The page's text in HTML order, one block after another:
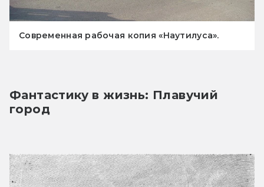
Современная рабочая копия «Наутилуса».
Фантастику в жизнь: Плавучий
город